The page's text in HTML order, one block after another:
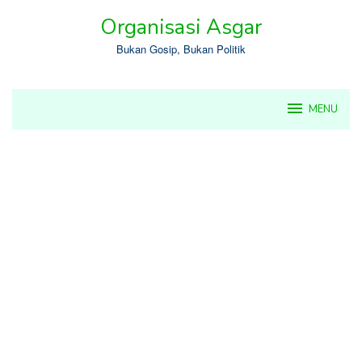
Organisasi Asgar
Bukan Gosip, Bukan Politik
MENU